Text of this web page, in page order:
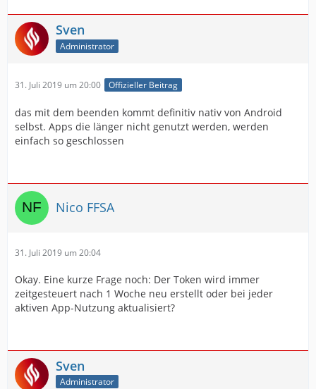
Sven
Administrator
31. Juli 2019 um 20:00 Offizieller Beitrag
das mit dem beenden kommt definitiv nativ von Android
selbst. Apps die länger nicht genutzt werden, werden
einfach so geschlossen
Nico FFSA
31. Juli 2019 um 20:04
Okay. Eine kurze Frage noch: Der Token wird immer
zeitgesteuert nach 1 Woche neu erstellt oder bei jeder
aktiven App-Nutzung aktualisiert?
Sven
Administrator